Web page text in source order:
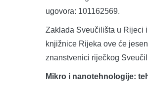
ugovora: 101162569.
Zaklada Sveučilišta u Rijeci
knjižnice Rijeka ove će
znanstvenici riječkog
Mikro i nanotehnologije: